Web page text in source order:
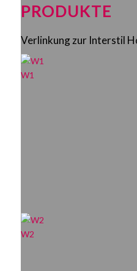
PRODUKTE
Verlinkung zur Interstil
W1
W2